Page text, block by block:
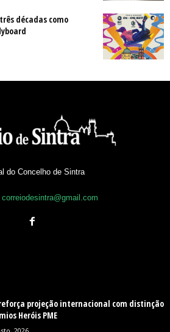
décadas como
do Concelho de Sintra
correiodesintra@gmail.com
projeção internacional com distinção
Heróis PME